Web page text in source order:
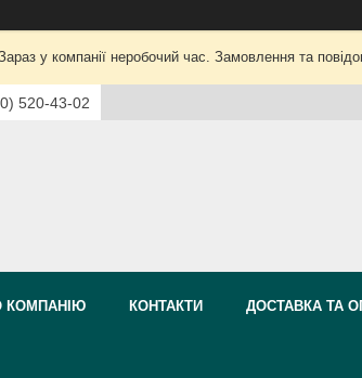
у компанії неробочий час. Замовлення та
520-43-02
КОМПАНІЮ КОНТАКТИ ДОСТАВКА ТА